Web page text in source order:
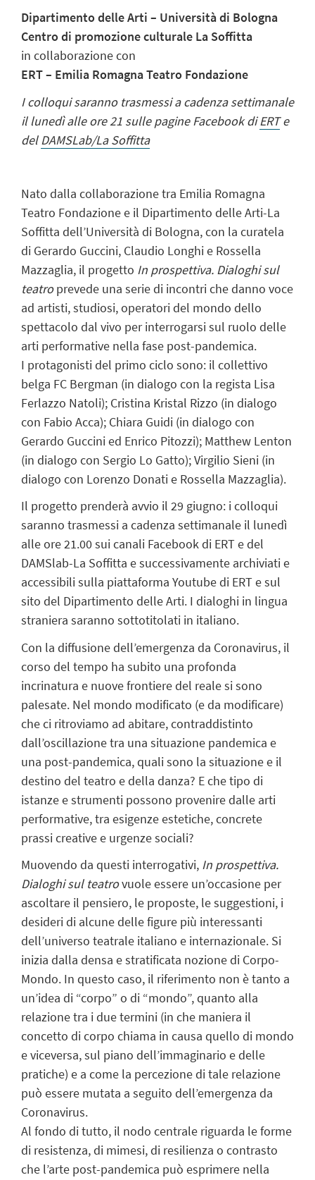
Dipartimento delle Arti – Università di Bologna
Centro di promozione culturale La Soffitta
in collaborazione con
ERT – Emilia Romagna Teatro Fondazione
I colloqui saranno trasmessi a cadenza settimanale
il lunedì alle ore 21 sulle pagine Facebook diERTe
delDAMSLab/La Soffitta
Nato dalla collaborazione tra Emilia Romagna
Teatro Fondazione e il Dipartimento delle Arti-La
Soffitta dell’Università di Bologna, con la curatela
di Gerardo Guccini, Claudio Longhi e Rossella
Mazzaglia, il progetto In prospettiva. Dialoghi sul
teatroprevede una serie di incontri che danno voce
ad artisti, studiosi, operatori del mondo dello
spettacolo dal vivo per interrogarsi sul ruolo delle
arti performative nella fase post-pandemica.
I protagonisti del primo ciclo sono: il collettivo
belga FC Bergman (in dialogo con la regista Lisa
Ferlazzo Natoli); Cristina Kristal Rizzo (in dialogo
con Fabio Acca); Chiara Guidi (in dialogo con
Gerardo Guccini ed Enrico Pitozzi); Matthew Lenton
(in dialogo con Sergio Lo Gatto); Virgilio Sieni (in
dialogo con Lorenzo Donati e Rossella Mazzaglia).
Il progetto prenderà avvio il 29 giugno: i colloqui
saranno trasmessi a cadenza settimanale il lunedì
alle ore 21.00 sui canali Facebook di ERT e del
DAMSlab-La Soffitta e successivamente archiviati e
accessibili sulla piattaforma Youtube di ERT e sul
sito del Dipartimento delle Arti. I dialoghi in lingua
straniera saranno sottotitolati in italiano.
Con la diffusione dell’emergenza da Coronavirus, il
corso del tempo ha subito una profonda
incrinatura e nuove frontiere del reale si sono
palesate. Nel mondo modificato (e da modificare)
che ci ritroviamo ad abitare, contraddistinto
dall’oscillazione tra una situazione pandemica e
una post-pandemica, quali sono la situazione e il
destino del teatro e della danza? E che tipo di
istanze e strumenti possono provenire dalle arti
performative, tra esigenze estetiche, concrete
prassi creative e urgenze sociali?
Muovendo da questi interrogativi, In prospettiva.
Dialoghi sul teatrovuole essere un’occasione per
ascoltare il pensiero, le proposte, le suggestioni, i
desideri di alcune delle figure più interessanti
dell’universo teatrale italiano e internazionale. Si
inizia dalla densa e stratificata nozione di Corpo-
Mondo. In questo caso, il riferimento non è tanto a
un’idea di “corpo” o di “mondo”, quanto alla
relazione tra i due termini (in che maniera il
concetto di corpo chiama in causa quello di mondo
e viceversa, sul piano dell’immaginario e delle
pratiche) e a come la percezione di tale relazione
può essere mutata a seguito dell’emergenza da
Coronavirus.
Al fondo di tutto, il nodo centrale riguarda le forme
di resistenza, di mimesi, di resilienza o contrasto
che l’arte post-pandemica può esprimere nella